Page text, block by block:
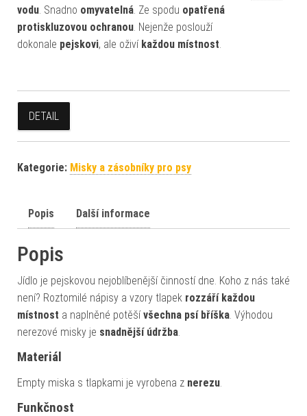
vodu . Snadno omyvatelná . Ze spodu opatřená
protiskluzovou ochranou . Nejenže poslouží
dokonale pejskovi, ale oživí každou místnost
DETAIL
Kategorie: Misky a zásobníky pro psy
Popis Další informace
Popis
Jídlo je pejskovou nejoblíbenější činností dne. Koho z nás také
není? Roztomilé nápisy a vzory tlapek rozzáří každou
místnost a naplněné potěšívšechna psí bříška . Výhodou
nerezové misky je snadnější údržba
Materiál
Empty miska s tlapkami je vyrobena z nerezu
Funkčnost